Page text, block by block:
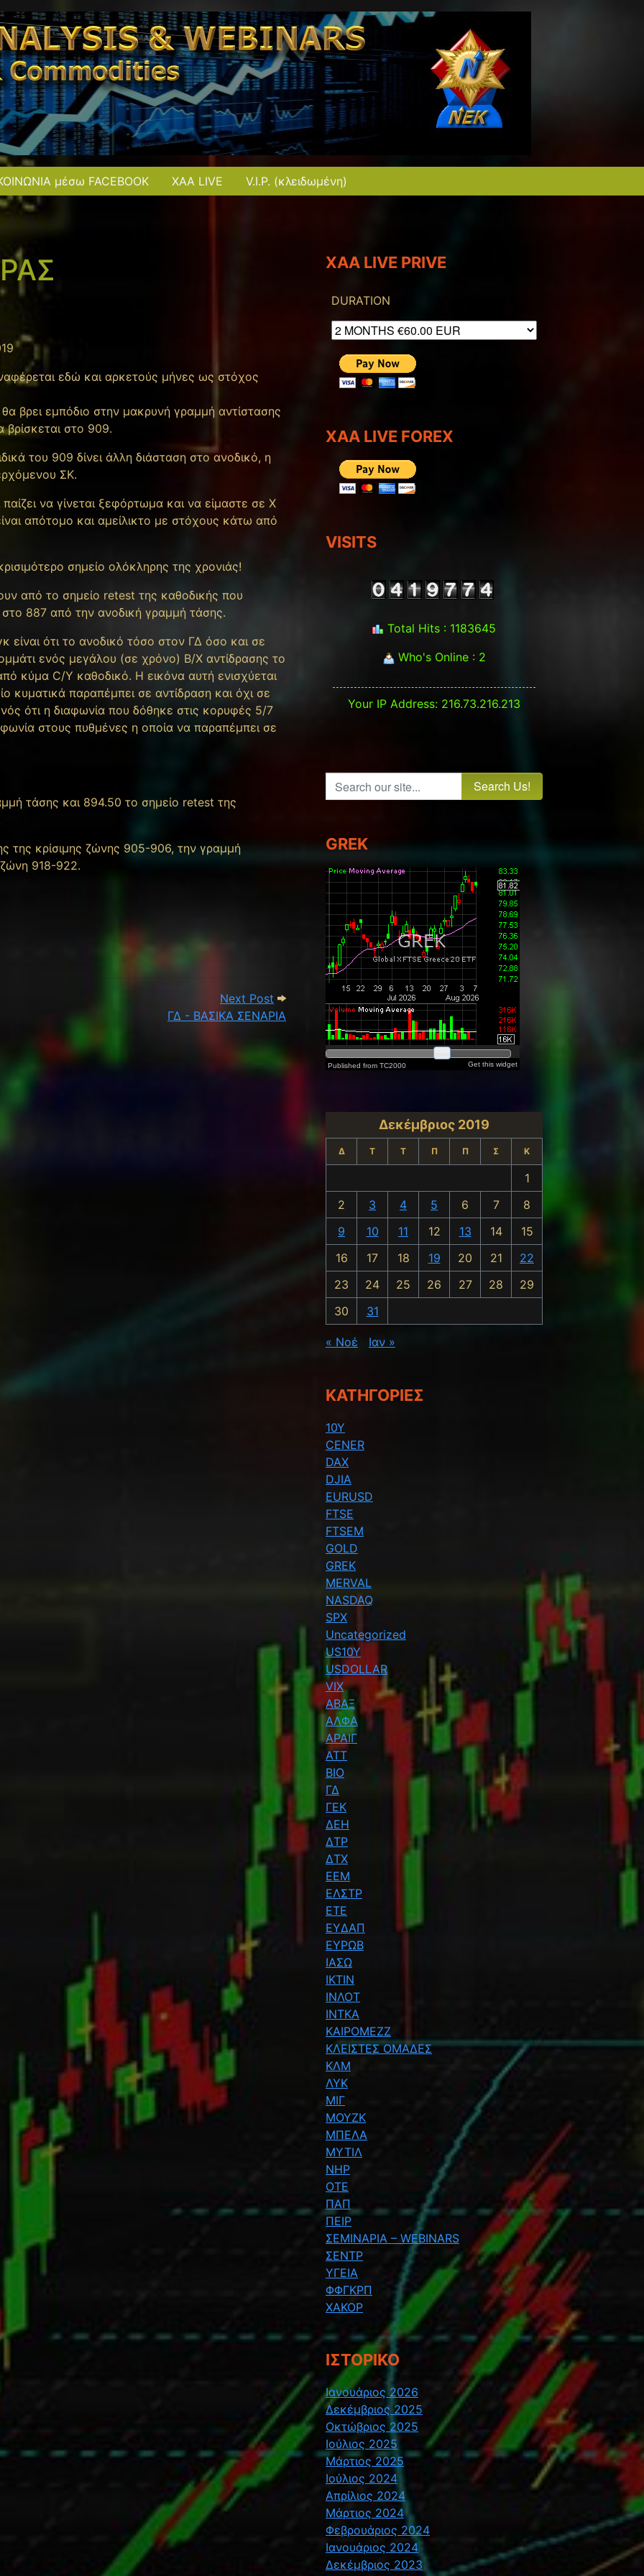
μέσω FACEBOOK XAA LIVE V.I.P. (κλειδωμένη)
εδώ και αρκετούς μήνες ως στόχος
βρει εμπόδιο στην μακρυνή γραμμή αντίστασης
βρίσκεται στο 909.
του 909 δίνει άλλη διάσταση στο ανοδικό, η
ΣΚ.
να γίνεται ξεφόρτωμα και να είμαστε σε Χ
απότομο και αμείλικτο με στόχους κάτω από
σημείο ολόκληρης της χρονιάς!
από το σημείο retest της καθοδικής που
887 από την ανοδική γραμμή τάσης.
ότι το ανοδικό τόσο στον ΓΔ όσο και σε
ενός μεγάλου (σε χρόνο) Β/Χ αντίδρασης το
κύμα C/Y καθοδικό. Η εικόνα αυτή ενισχύεται
κυματικά παραπέμπει σε αντίδραση και όχι σε
ότι η διαφωνία που δόθηκε στις κορυφές 5/7
στους πυθμένες η οποία να παραπέμπει σε
τάσης και 894.50 το σημείο retest της
της κρίσιμης ζώνης 905-906, την γραμμή
ζώνη 918-922.
Next Post Next Post: ΓΔ - ΠΟΡΕΙΑ ΑΓΟΡΑΣ
ΓΔ - ΒΑΣΙΚΑ ΣΕΝΑΡΙΑ
XAA LIVE PRIVE
DURATION
XAA LIVE FOREX
VISITS
Total Hits : 1183645
Who's Online : 2
Your IP Address: 216.73.216.213
Search our site...
GREK
Δεκέμβριος 2019
Δ Τ Τ Π Π Σ Κ
1
2
3 4 5 6 7
8
9
10 11 12 13 14
15
16
17 18 19 20 21
22
23
24 25 26 27 28
29
30
31
« Νοέ Ιαν »
KΑΤΗΓΟΡΊΕΣ
10Y
CENER
DAX
DJIA
EURUSD
FTSE
FTSEM
GOLD
GREK
MERVAL
NASDAQ
SPX
Uncategorized
US10Y
USDOLLAR
VIX
ΑΒΑΞ
ΑΛΦΑ
ΑΡΑΙΓ
ΑΤΤ
ΒΙΟ
ΓΔ
ΓΕΚ
ΔΕΗ
ΔΤΡ
ΔΤΧ
ΕΕΜ
ΕΛΣΤΡ
ΕΤΕ
ΕΥΔΑΠ
ΕΥΡΩΒ
ΙΑΣΩ
ΙΚΤΙΝ
ΙΝΛΟΤ
ΙΝΤΚΑ
ΚΑΙΡΟΜΕΖΖ
ΚΛΕΙΣΤΕΣ ΟΜΑΔΕΣ
ΚΛΜ
ΛΥΚ
ΜΙΓ
ΜΟΥΖΚ
ΜΠΕΛΑ
ΜΥΤΙΛ
ΝΗΡ
ΟΤΕ
ΠΑΠ
ΠΕΙΡ
ΣΕΜΙΝΑΡΙΑ – WEBINARS
ΣΕΝΤΡ
ΥΓΕΙΑ
ΦΦΓΚΡΠ
ΧΑΚΟΡ
ΙΣΤΟΡΙΚΌ
Ιανουάριος 2026
Δεκέμβριος 2025
Οκτώβριος 2025
Ιούλιος 2025
Μάρτιος 2025
Ιούλιος 2024
Απρίλιος 2024
Μάρτιος 2024
Φεβρουάριος 2024
Ιανουάριος 2024
Δεκέμβριος 2023